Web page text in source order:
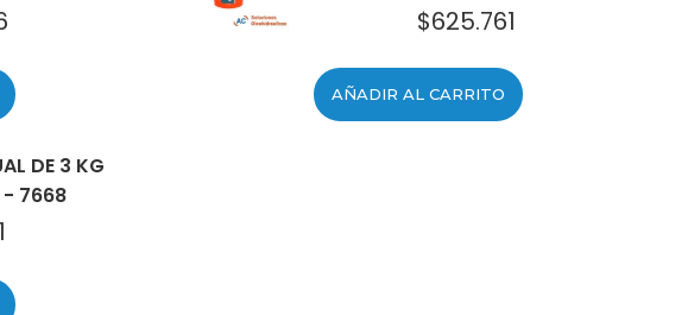
$625.761
AÑADIR AL CARRITO
DE 3 KG
7668